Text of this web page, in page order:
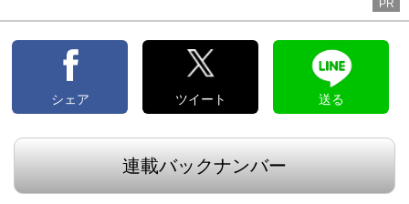
PR
シェア ツイート 送る
連載バックナンバー